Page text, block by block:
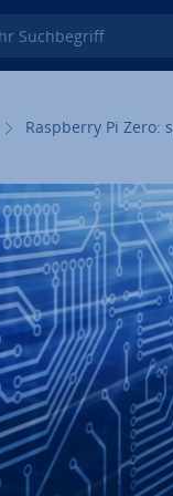
Such­be­griff
Raspberry Pi Zero: